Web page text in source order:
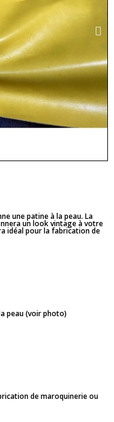
une patine à la peau. La
un look vintage à votre
idéal pour la fabrication de
peau (voir photo)
de maroquinerie ou